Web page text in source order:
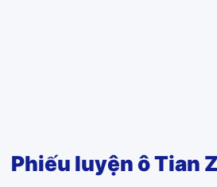
Phiếu luyện ô Tian